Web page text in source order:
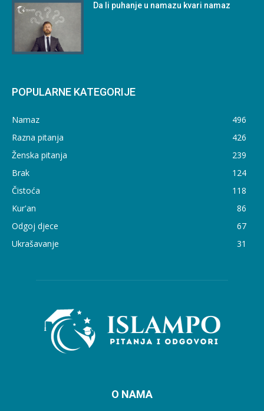
Da li puhanje u namazu kvari namaz
POPULARNE KATEGORIJE
Namaz
496
Razna pitanja
426
Ženska pitanja
239
Brak
124
Čistoća
118
Kur'an
86
Odgoj djece
67
Ukrašavanje
31
O NAMA